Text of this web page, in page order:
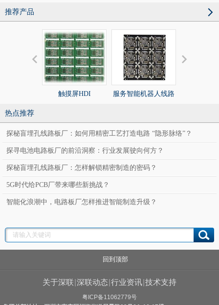
推荐产品
触摸屏HDI 服务智能机器人线路
热点推荐
探秘盲埋孔线路板厂：如何用精密工艺打造电路 “隐形脉络”？
探寻电池电路板厂的前沿洞察：行业发展驶向何方？
探秘盲埋孔线路板厂：怎样解锁精密制造的密码？
5G时代给PCB厂带来哪些新挑战？
智能化浪潮中，电路板厂怎样推进智能制造升级？
回到顶部
关于深联 深联动态 行业资讯 技术支持
粤ICP备11062779号